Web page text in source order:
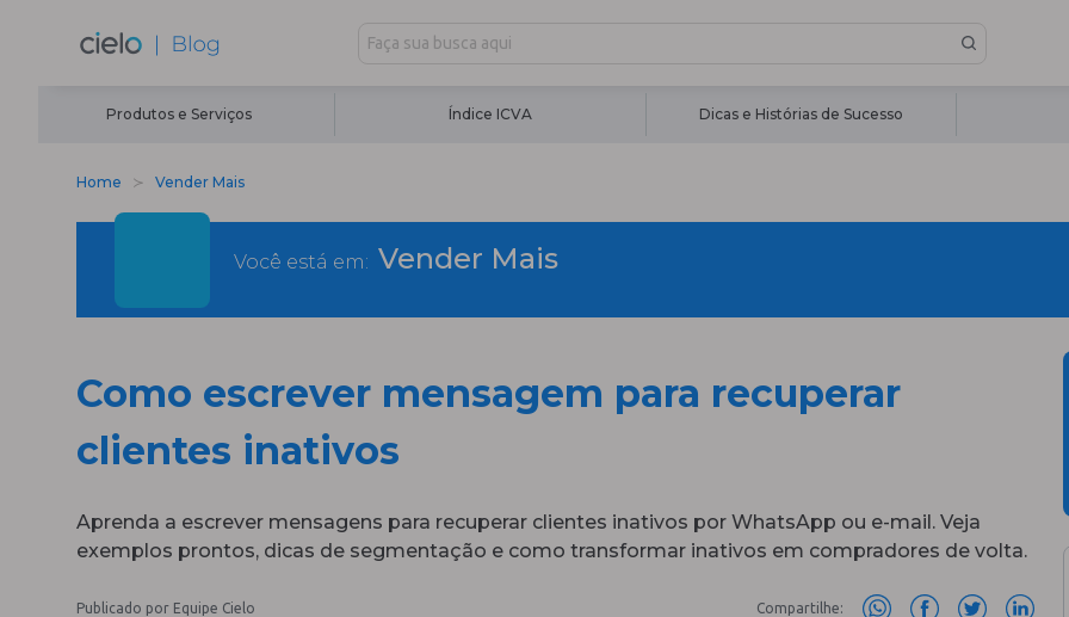
Produtos e Serviços Índice ICVA Dicas e Histórias de Sucesso
Home Vender Mais
Você está em: Vender Mais
Como escrever mensagem para recuperar
clientes inativos
Aprenda a escrever mensagens para recuperar clientes inativos por WhatsApp ou e-mail. Veja
exemplos prontos, dicas de segmentação e como transformar inativos em compradores de volta.
Publicado por Equipe Cielo Compartilhe: